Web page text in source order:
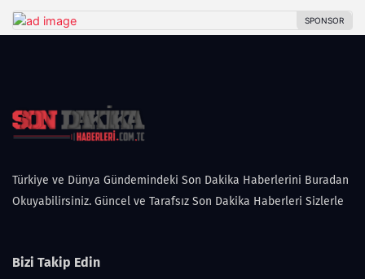
Türkiye ve Dünya Gündemindeki Son Dakika Haberlerini Buradan
Okuyabilirsiniz. Güncel ve Tarafsız Son Dakika Haberleri Sizlerle
Bizi Takip Edin